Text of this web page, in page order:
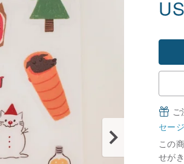
セー
この
せが